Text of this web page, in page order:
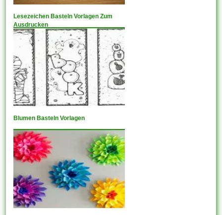
Lesezeichen Basteln Vorlagen Zum
Ausdrucken
Blumen Basteln Vorlagen